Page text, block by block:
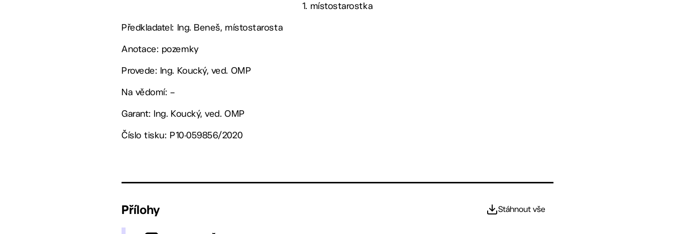
1. místostarostka
Předkladatel: Ing. Beneš, místostarosta
Anotace: pozemky
Provede: Ing. Koucký, ved. OMP
Na vědomí: –
Garant: Ing. Koucký, ved. OMP
Číslo tisku: P10-059856/2020
Přílohy Stáhnout vše